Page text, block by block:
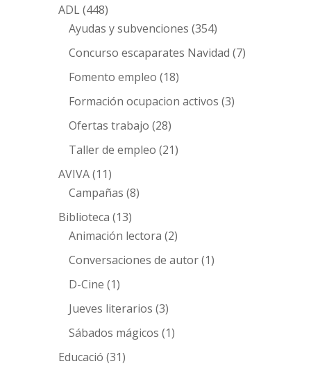
ADL(448)
Ayudas y subvenciones (354)
Concurso escaparates Navidad (7)
Fomento empleo (18)
Formación ocupacion activos (3)
Ofertas trabajo (28)
Taller de empleo (21)
AVIVA(11)
Campañas (8)
Biblioteca (13)
Animación lectora (2)
Conversaciones de autor(1)
D-Cine (1)
Jueves literarios (3)
Sábados mágicos (1)
Educació (31)